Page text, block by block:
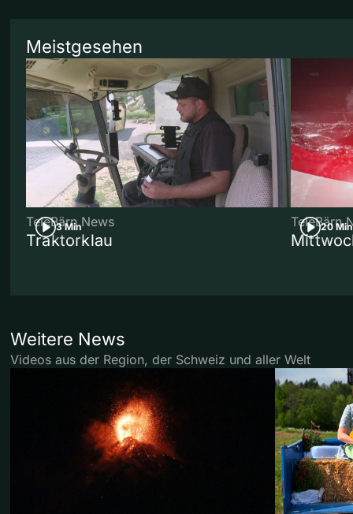
Meistgesehen
3 Min
TeleBärn News
Traktorklau
20 Min
TeleBärn
Weitere News
Videos aus der Region, der Schweiz und aller Welt